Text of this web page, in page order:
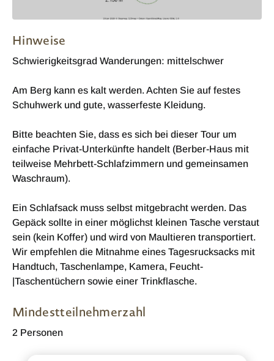
Hinweise
Schwierigkeitsgrad Wanderungen: mittelschwer
Am Berg kann es kalt werden. Achten Sie auf festes
Schuhwerk und gute, wasserfeste Kleidung.
Bitte beachten Sie, dass es sich bei dieser Tour um
einfache Privat-Unterkünfte handelt (Berber-Haus mit
teilweise Mehrbett-Schlafzimmern und gemeinsamen
Waschraum).
Ein Schlafsack muss selbst mitgebracht werden. Das
Gepäck sollte in einer möglichst kleinen Tasche verstaut
sein (kein Koffer) und wird von Maultieren transportiert.
Wir empfehlen die Mitnahme eines Tagesrucksacks mit
Handtuch, Taschenlampe, Kamera, Feucht-
|Taschentüchern sowie einer Trinkflasche.
Mindestteilnehmerzahl
2 Personen